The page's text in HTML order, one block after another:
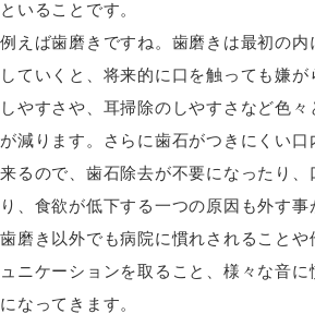
といることです。
例えば歯磨きですね。歯磨きは最初の
していくと、将来的に口を触っても嫌が
しやすさや、耳掃除のしやすさなど色々
が減ります。さらに歯石がつきにくい口
来るので、歯石除去が不要になったり、
り、食欲が低下する一つの原因も外す事
歯磨き以外でも病院に慣れされることや
ュニケーションを取ること、様々な音
になってきます。